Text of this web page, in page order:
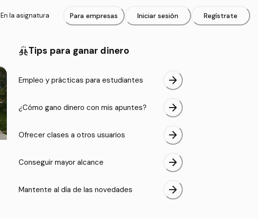
cheerTips para ganar dinero
Empleo y prácticas para estudiantes arrow_forward
¿Cómo gano dinero con mis apuntes? arrow_forward
Ofrecer clases a otros usuarios arrow_forward
Conseguir mayor alcance arrow_forward
Mantente al día de las novedades arrow_forward
En la asignatura Para empresas Iniciar sesión Regístrate